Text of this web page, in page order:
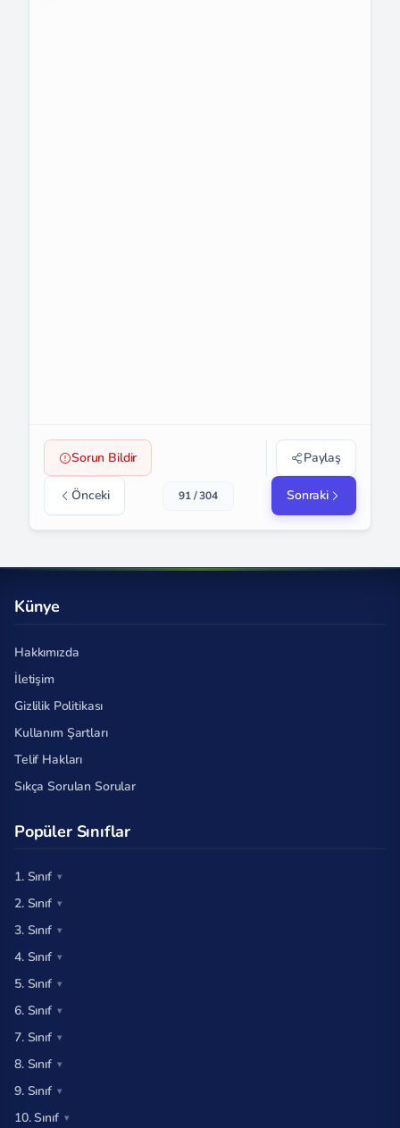
Sorun Bildir Paylaş
Önceki 91 / 304 Sonraki
Künye
Hakkımızda
İletişim
Gizlilik Politikası
Kullanım Şartları
Telif Hakları
Sıkça Sorulan Sorular
Popüler Sınıflar
1. Sınıf
2. Sınıf
3. Sınıf
4. Sınıf
5. Sınıf
6. Sınıf
7. Sınıf
8. Sınıf
9. Sınıf
10. Sınıf